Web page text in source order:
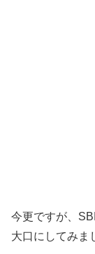
今更ですが、
大口にしてみま